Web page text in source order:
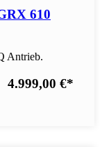
610
Antrieb.
4.999,00 €*